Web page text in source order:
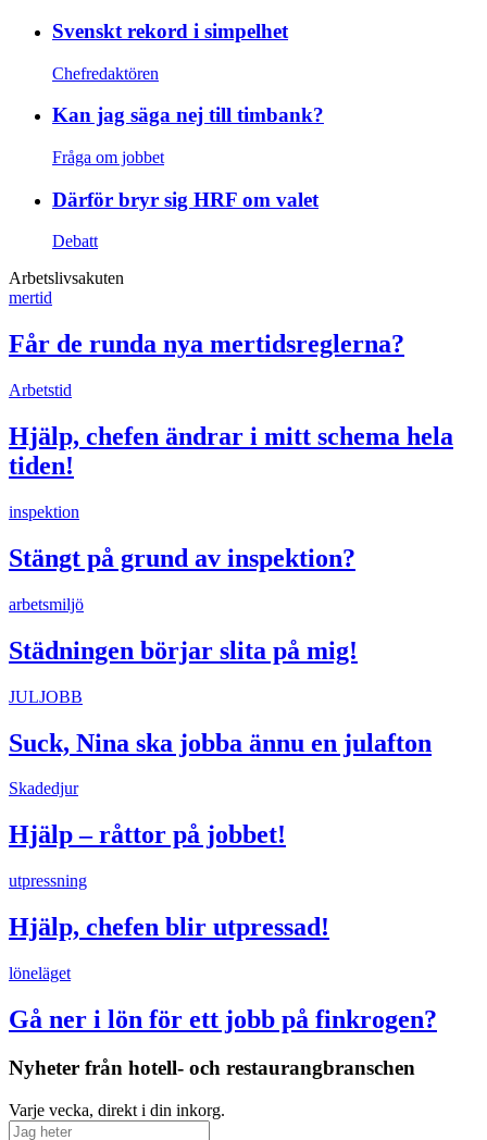
Svenskt rekord i simpelhet
Chefredaktören
Kan jag säga nej till timbank?
Fråga om jobbet
Därför bryr sig HRF om valet
Debatt
Arbetslivsakuten
mertid
Får de runda nya mertidsreglerna?
Arbetstid
Hjälp, chefen ändrar i mitt schema hela
tiden!
inspektion
Stängt på grund av inspektion?
arbetsmiljö
Städningen börjar slita på mig!
JULJOBB
Suck, Nina ska jobba ännu en julafton
Skadedjur
Hjälp – råttor på jobbet!
utpressning
Hjälp, chefen blir utpressad!
löneläget
Gå ner i lön för ett jobb på finkrogen?
Nyheter från hotell- och restaurangbranschen
Varje vecka, direkt i din inkorg.